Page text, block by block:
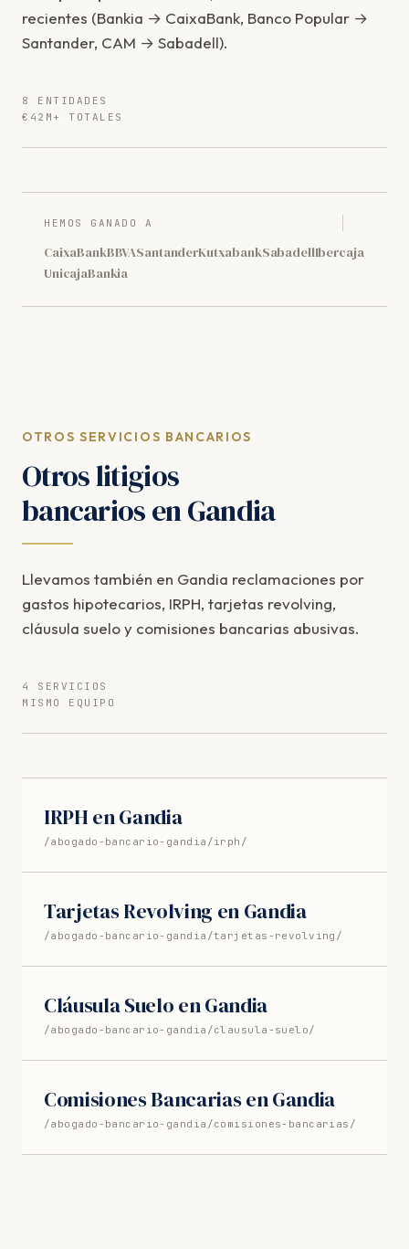
recientes (Bankia → CaixaBank, Banco Popular →
Santander, CAM → Sabadell).
8 ENTIDADES
€42M+ TOTALES
HEMOS GANADO A
CaixaBankBBVASantanderKutxabankSabadellIbercaja
UnicajaBankia
OTROS SERVICIOS BANCARIOS
Otros litigios
bancarios en Gandia
Llevamos también en Gandia reclamaciones por
gastos hipotecarios, IRPH, tarjetas revolving,
cláusula suelo y comisiones bancarias abusivas.
4 SERVICIOS
MISMO EQUIPO
IRPH en Gandia
/abogado-bancario-gandia/irph/
Tarjetas Revolving en Gandia
/abogado-bancario-gandia/tarjetas-revolving/
Cláusula Suelo en Gandia
/abogado-bancario-gandia/clausula-suelo/
Comisiones Bancarias en Gandia
/abogado-bancario-gandia/comisiones-bancarias/